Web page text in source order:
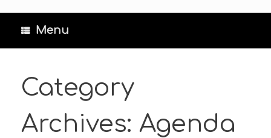
Menu
Category
Archives: Agenda